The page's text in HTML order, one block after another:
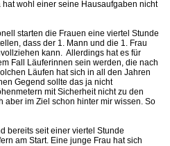
wohl einer seine Hausaufgaben nicht
starten die Frauen eine viertel Stunde
dass der 1. Mann und die 1. Frau
kann. Allerdings hat es für
Fall Läuferinnen sein werden, die nach
Läufen hat sich in all den Jahren
Gegend sollte das ja nicht
mit Sicherheit nicht zu den
im Ziel schon hinter mir wissen. So
bereits seit einer viertel Stunde
am Start. Eine junge Frau hat sich